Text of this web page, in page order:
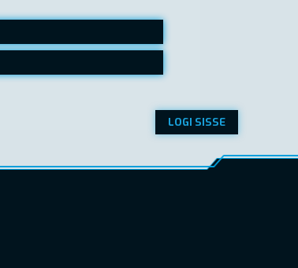
LOGI SISSE